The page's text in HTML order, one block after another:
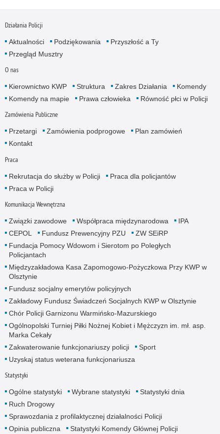
Działania Policji
Aktualności Podziękowania
Przyszłość a Ty
Przegląd Musztry
O nas
Kierownictwo KWP Struktura Zakres Działania
Komendy
Komendy na mapie
Prawa człowieka Równość płci w Policji
Zamówienia Publiczne
Przetargi Zamówienia podprogowe
Plan zamówień
Kontakt
Praca
Rekrutacja do służby w Policji
Praca dla policjantów
Praca w Policji
Komunikacja Wewnętrzna
Związki zawodowe Współpraca międzynarodowa
IPA
CEPOL
Fundusz Prewencyjny PZU
ZW SEiRP
Fundacja Pomocy Wdowom i Sierotom po Poległych
Policjantach
Międzyzakładowa Kasa Zapomogowo-Pożyczkowa Przy KWP w
Olsztynie
Fundusz socjalny emerytów policyjnych
Zakładowy Fundusz Świadczeń Socjalnych KWP w Olsztynie
Chór Policji Garnizonu Warmińsko-Mazurskiego
Ogólnopolski Turniej Piłki Nożnej Kobiet i Mężczyzn im. mł. asp.
Marka Cekały
Zakwaterowanie funkcjonariuszy policji
Sport
Uzyskaj status weterana funkcjonariusza
Statystyki
Ogólne statystyki Wybrane statystyki
Statystyki dnia
Ruch Drogowy
Sprawozdania z profilaktycznej działalności Policji
Opinia publiczna
Statystyki Komendy Głównej Policji